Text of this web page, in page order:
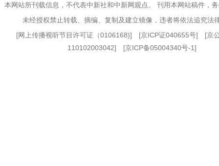
本网站所刊载信息，不代表中新社和中新网观点。 刊用本网站稿件，
未经授权禁止转载、摘编、复制及建立镜像，违者将依法追究法
[网上传播视听节目许可证（0106168)] [京ICP证040655号] [京
110102003042] [京ICP备05004340号-1]